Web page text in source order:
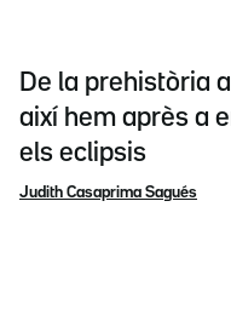
De la prehistòria
així hem après a
els eclipsis
Judith Casaprima Sagués